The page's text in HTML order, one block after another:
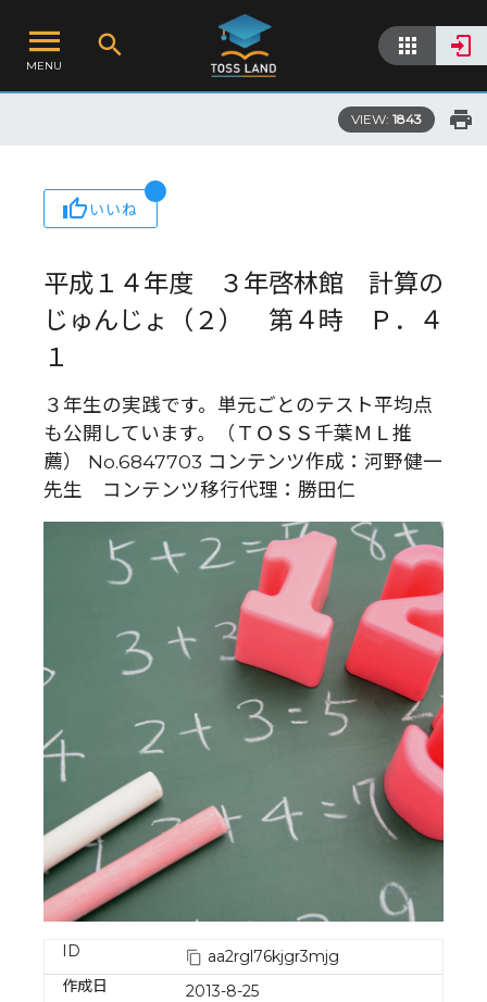
MENU
VIEW: 1843
いいね
平成１４年度 ３年啓林館 計算の
じゅんじょ（２） 第４時 Ｐ．４
１
３年生の実践です。単元ごとのテスト平均点
も公開しています。（ＴＯＳＳ千葉ＭＬ推
薦） No.6847703 コンテンツ作成：河野健一
先生 コンテンツ移行代理：勝田仁
ID
aa2rgl76kjgr3mjg
作成日
2013-8-25